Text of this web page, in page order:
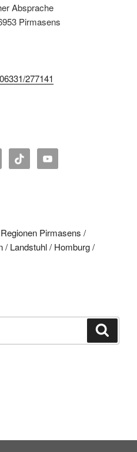
Absprache
Pirmasens
06331/277141
Pirmasens /
/ Landstuhl / Homburg /